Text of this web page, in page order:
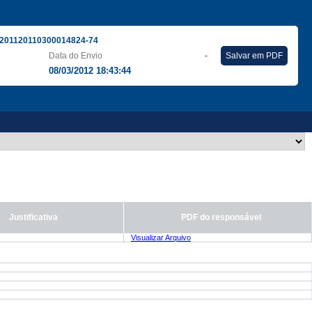
74
Data do Envio
08/03/2012 18:43:44
- Salvar em PDF